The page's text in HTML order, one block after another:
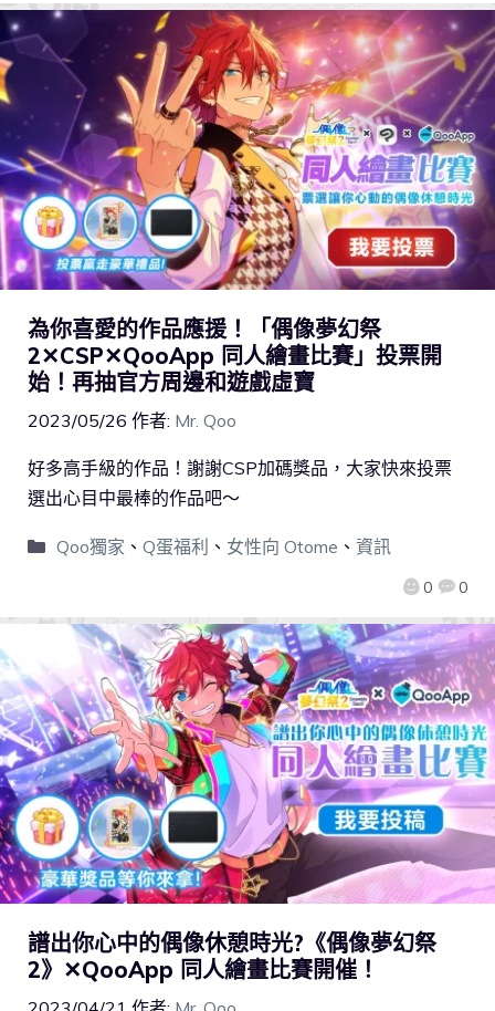
為你喜愛的作品應援！「偶像夢幻祭
2✕CSP✕QooApp 同人繪畫比賽」投票開
始！再抽官方周邊和遊戲虛寶
2023/05/26 作者: Mr. Qoo
0 0
好多高手級的作品！謝謝CSP加碼獎品，大家快來投票
選出心目中最棒的作品吧～
Qoo獨家 、 Q蛋福利 、 女性向 Otome 、 資訊
譜出你心中的偶像休憩時光?《偶像夢幻祭
2》✕QooApp 同人繪畫比賽開催！